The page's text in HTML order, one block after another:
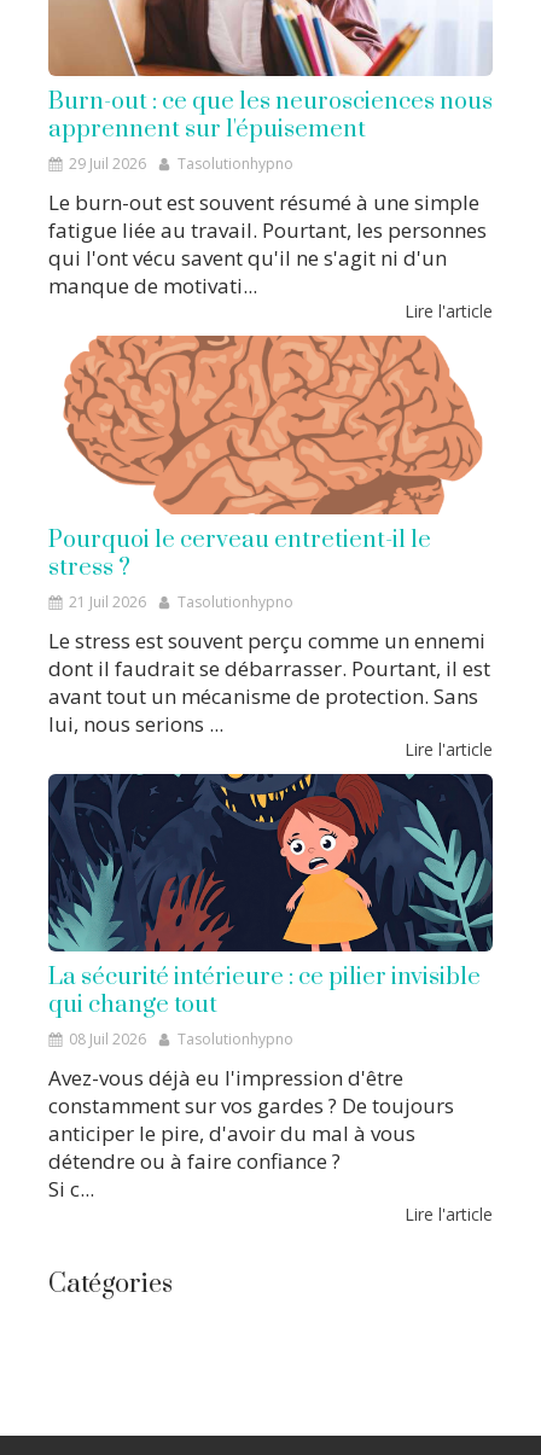
Burn-out : ce que les neurosciences nous
apprennent sur l'épuisement
29 Juil 2026 Tasolutionhypno
Le burn-out est souvent résumé à une simple
fatigue liée au travail. Pourtant, les personnes
qui l'ont vécu savent qu'il ne s'agit ni d'un
manque de motivati...
Lire l'article
Pourquoi le cerveau entretient-il le
stress ?
21 Juil 2026 Tasolutionhypno
Le stress est souvent perçu comme un ennemi
dont il faudrait se débarrasser. Pourtant, il est
avant tout un mécanisme de protection. Sans
lui, nous serions ...
Lire l'article
La sécurité intérieure : ce pilier invisible
qui change tout
08 Juil 2026 Tasolutionhypno
Avez-vous déjà eu l'impression d'être
constamment sur vos gardes ? De toujours
anticiper le pire, d'avoir du mal à vous
détendre ou à faire confiance ?
Si c...
Lire l'article
Catégories